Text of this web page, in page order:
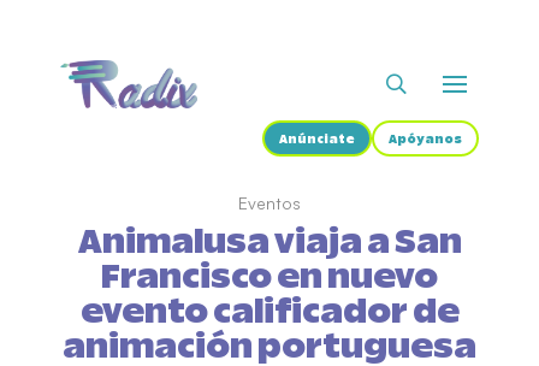
Anúnciate Apóyanos
Eventos
Animalusa viaja a San
Francisco en nuevo
evento calificador de
animación portuguesa